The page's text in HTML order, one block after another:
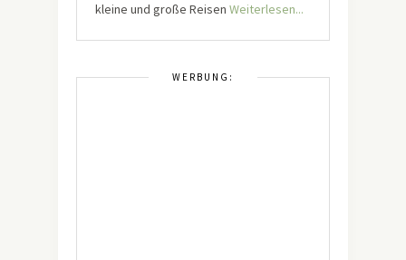
kleine und große Reisen Weiterlesen...
WERBUNG: